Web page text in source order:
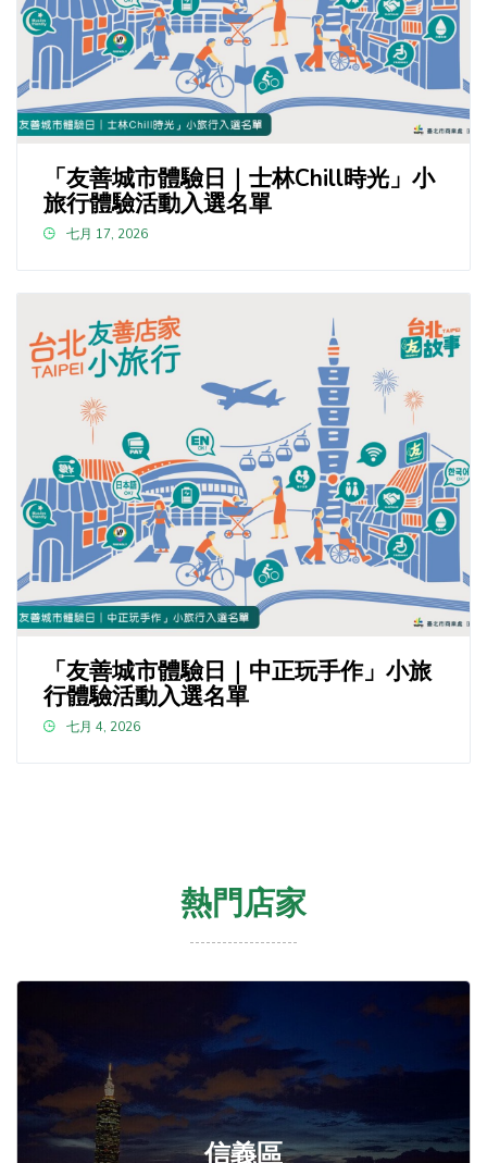
「友善城市體驗日｜士林Chill時光」小
旅行體驗活動入選名單
七月 17, 2026
「友善城市體驗日｜中正玩手作」小旅
行體驗活動入選名單
七月 4, 2026
熱門店家
信義區